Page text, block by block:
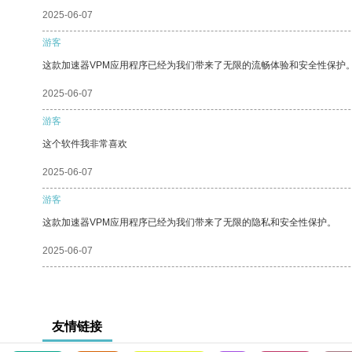
2025-06-07
游客
这款加速器VPM应用程序已经为我们带来了无限的流畅体验和安全性保护
2025-06-07
游客
这个软件我非常喜欢
2025-06-07
游客
这款加速器VPM应用程序已经为我们带来了无限的隐私和安全性保护。
2025-06-07
友情链接